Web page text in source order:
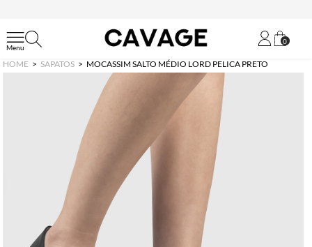
0
HOME SAPATOS MOCASSIM SALTO MÉDIO LORD PELICA PRETO